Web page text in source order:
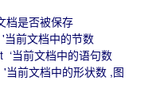
是否被保存
前文档中的节数
‘当前文档中的语句数
前文档中的形状数 ,图